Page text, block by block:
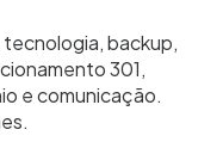
backup,
301,
e comunicação.